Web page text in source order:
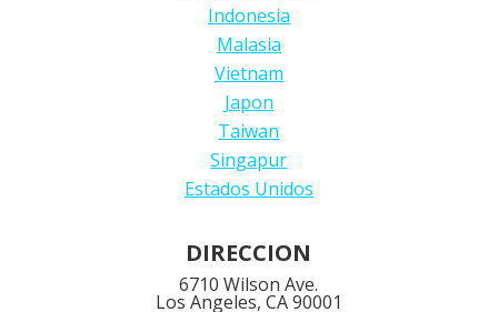
Indonesia
Malasia
Vietnam
Japon
Taiwan
Singapur
Estados Unidos
DIRECCION
6710 Wilson Ave.
Los Angeles, CA 90001